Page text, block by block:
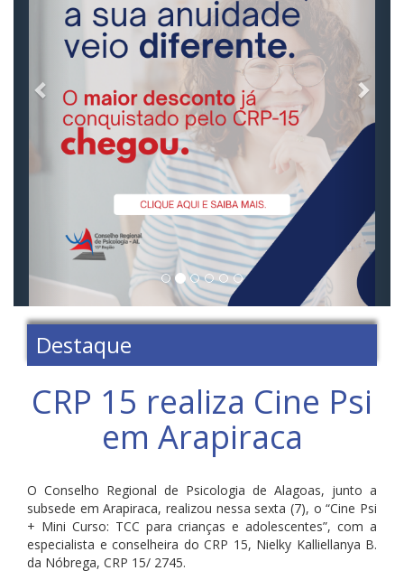
Destaque
CRP 15 realiza Cine Psi
em Arapiraca
O Conselho Regional de Psicologia de Alagoas, junto a
subsede em Arapiraca, realizou nessa sexta (7), o “Cine Psi
+ Mini Curso: TCC para crianças e adolescentes”, com a
especialista e conselheira do CRP 15, Nielky Kalliellanya B.
da Nóbrega, CRP 15/ 2745.